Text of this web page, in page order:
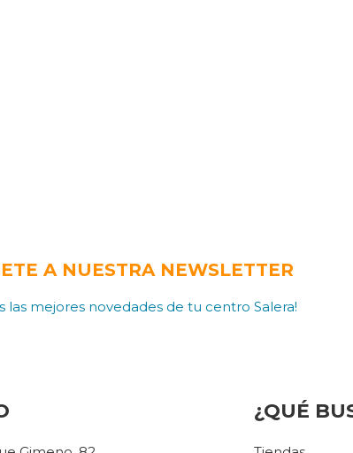
A NUESTRA NEWSLETTER
las mejores novedades de tu centro Salera!
¿QUÉ